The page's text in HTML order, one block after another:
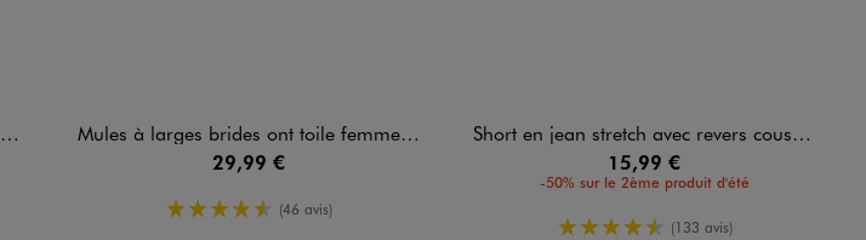
Mules à larges brides ont toile femme - 5 Miles
29,99 €
4.5/5 de moyenne
(46 avis)
Short en jean stretch avec revers cousus femme
15,99 €
-50% sur le 2ème produit d'été
4.5/5 de moyenne
(133 avis)